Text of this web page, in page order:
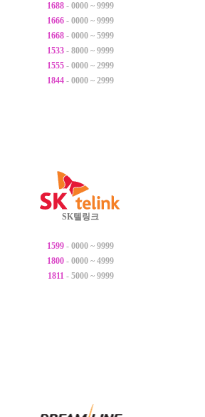
1688 - 0000 ~ 9999
1666 - 0000 ~ 9999
1668 - 0000 ~ 5999
1533 - 8000 ~ 9999
1555 - 0000 ~ 2999
1844 - 0000 ~ 2999
SK텔링크
1599 - 0000 ~ 9999
1800 - 0000 ~ 4999
1811- 5000 ~ 9999